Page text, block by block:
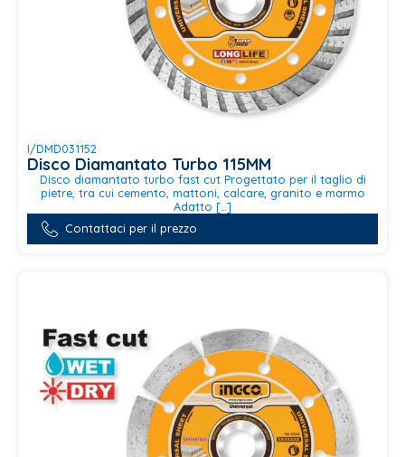
I/DMD031152
Disco Diamantato Turbo 115MM
Disco diamantato turbo fast cut Progettato per il taglio di
pietre, tra cui cemento, mattoni, calcare, granito e marmo
Adatto […]
Contattaci per il prezzo